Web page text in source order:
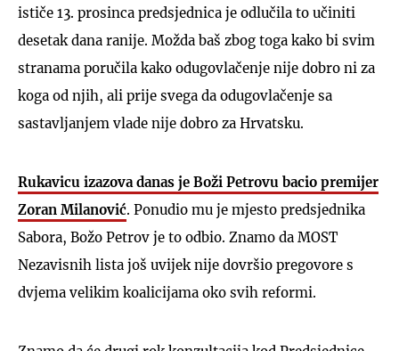
ističe 13. prosinca predsjednica je odlučila to učiniti
desetak dana ranije. Možda baš zbog toga kako bi svim
stranama poručila kako odugovlačenje nije dobro ni za
koga od njih, ali prije svega da odugovlačenje sa
sastavljanjem vlade nije dobro za Hrvatsku.
Rukavicu izazova danas je Boži Petrovu bacio premijer
Zoran Milanović. Ponudio mu je mjesto predsjednika
Sabora, Božo Petrov je to odbio. Znamo da MOST
Nezavisnih lista još uvijek nije dovršio pregovore s
dvjema velikim koalicijama oko svih reformi.